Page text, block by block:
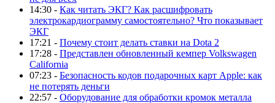
14:30 - Как читать ЭКГ? Как расшифровать
электрокардиограмму самостоятельно? Что показывает
ЭКГ
17:21 - Почему стоит делать ставки на Dota 2
17:28 - Представлен обновленный кемпер Volkswagen
California
07:23 - Безопасность кодов подарочных карт Apple: как
не потерять деньги
22:57 - Оборудование для обработки кромок металла